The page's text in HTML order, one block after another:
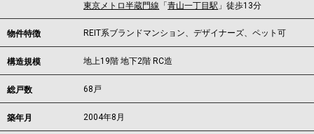
東京メトロ半蔵門線 「青山一丁目駅 」徒歩13分
物件特徴 REIT系ブランドマンション、デザイナーズ、ペット可
構造規模 地上19階 地下2階 RC造
総戸数 68戸
築年月 2004年8月